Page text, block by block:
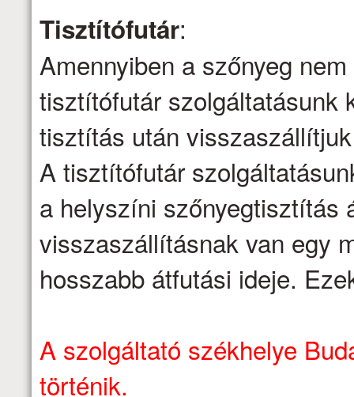
Tisztítófutár:
Amennyiben a szőnyeg
tisztítófutár szolgáltatásunk
tisztítás után
A tisztítófutár
a helyszíni szőnyegtisztítás
visszaszállításnak van egy
hosszabb átfutási ideje.
A szolgáltató székhelye
történik.